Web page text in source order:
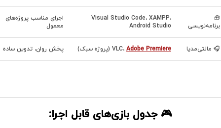
🧰
برنامه‌نویسی
Visual Studio Code، XAMPP،
Android Studio
اجرای مناسب پروژه‌های
معمول
🎧 مالتی‌مدیا VLC، Adobe Premiere (پروژه سبک) پخش روان، تدوین ساده
🎮جدول بازی‌های قابل اجرا: